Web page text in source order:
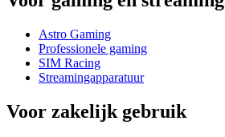
Astro Gaming
Professionele gaming
SIM Racing
Streamingapparatuur
Voor zakelijk gebruik